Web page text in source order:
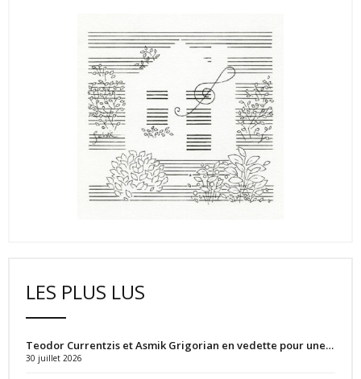
LES PLUS LUS
Teodor Currentzis et Asmik Grigorian en vedette pour une…
30 juillet 2026